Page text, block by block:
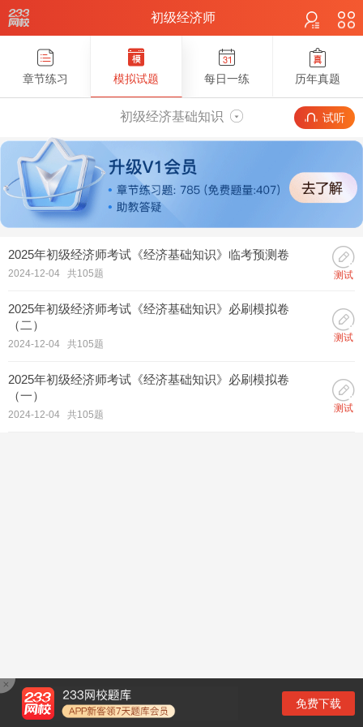
初级经济师
免费下载
章节练习 模拟试题 每日一练 历年真题
初级经济基础知识 试听
2025年初级经济师考试《经济基础知识》临考预测卷
2024-12-04 共105题 测试
2025年初级经济师考试《经济基础知识》必刷模拟卷
（二）
2024-12-04 共105题
测试
2025年初级经济师考试《经济基础知识》必刷模拟卷
（一）
2024-12-04 共105题
测试